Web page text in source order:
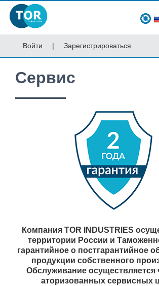
Войти | Зарегистрироваться
Сервис
Компания TOR INDUSTRIES
территории России и
гарантийное о постгарантийное
продукции собственного
Обслуживание осуществляется
аторизованных сервисных